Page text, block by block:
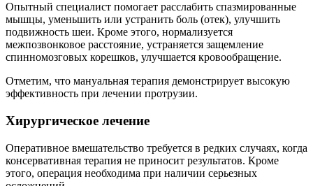
Опытный специалист помогает расслабить спазмированные
мышцы, уменьшить или устранить боль (отек), улучшить
подвижность шеи. Кроме этого, нормализуется
межпозвонковое расстояние, устраняется защемление
спинномозговых корешков, улучшается кровообращение.
Отметим, что мануальная терапия демонстрирует высокую
эффективность при лечении протрузии.
Хирургическое лечение
Оперативное вмешательство требуется в редких случаях, когда
консервативная терапия не приносит результатов. Кроме
этого, операция необходима при наличии серьезных